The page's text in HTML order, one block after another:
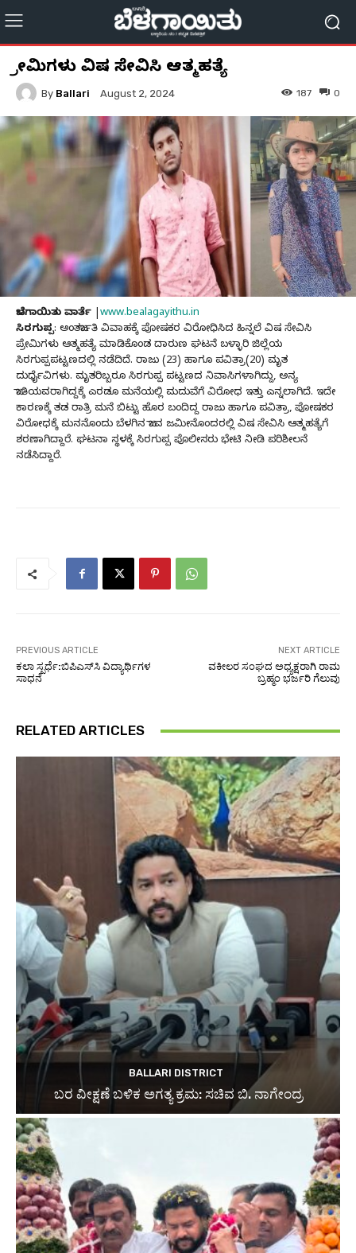
ಪ್ರೇಮಿಗಳು ವಿಷ ಸೇವಿಸಿ ಆತ್ಮಹತ್ಯೆ
By Ballari August 2, 2024 0
187
ಬೆಳಗಾಯಿತು ವಾರ್ತೆ
www.bealagayithu.in
ಸಿರಗುಪ್ಪ: ಅಂತರ್ಜಾತಿ ವಿವಾಹಕ್ಕೆ ಪೋಷಕರ ವಿರೋಧಿಸಿದ ಹಿನ್ನಲೆ ವಿಷ ಸೇವಿಸಿ
ಪ್ರೇಮಿಗಳು ಆತ್ಮಹತ್ಯೆ ಮಾಡಿಕೊಂಡ ದಾರುಣ ಘಟನೆ ಬಳ್ಳಾರಿ ಜಿಲ್ಲೆಯ
ಸಿರಗುಪ್ಪಪಟ್ಟಣದಲ್ಲಿ ನಡೆದಿದೆ. ರಾಜು (23) ಹಾಗೂ ಪವಿತ್ರಾ(20) ಮೃತ
ದುರ್ಧೈವಿಗಳು. ಮೃತರಿಬ್ಬರೂ ಸಿರಗುಪ್ಪ ಪಟ್ಟಣದ ನಿವಾಸಿಗಳಾಗಿದ್ದು, ಅನ್ಯ
ಜಾತಿಯವರಾಗಿದ್ದಕ್ಕೆ ಎರಡೂ ಮನೆಯಲ್ಲಿ ಮದುವೆಗೆ ವಿರೋಧ ಇತ್ತು ಎನ್ನಲಾಗಿದೆ. ಇದೇ
ಕಾರಣಕ್ಕೆ ತಡ ರಾತ್ರಿ ಮನೆ ಬಿಟ್ಟು ಹೊರ ಬಂದಿದ್ದ ರಾಜು ಹಾಗೂ ಪವಿತ್ರಾ, ಪೋಷಕರ
ವಿರೋಧಕ್ಕೆ ಮನನೊಂದು ಬೆಳಗಿನ ಜಾವ ಜಮೀನೊಂದರಲ್ಲಿ ವಿಷ ಸೇವಿಸಿ ಆತ್ಮಹತ್ಯೆಗೆ
ಶರಣಾಗಿದ್ದಾರೆ. ಘಟನಾ ಸ್ಥಳಕ್ಕೆ ಸಿರಗುಪ್ಪ ಪೊಲೀಸರು ಭೇಟಿ ನೀಡಿ ಪರಿಶೀಲನೆ
ನಡೆಸಿದ್ದಾರೆ.
PREVIOUS ARTICLE
ಕಲಾ ಸ್ಪರ್ಧೆ:ಬಿಪಿಎಸ್‌ಸಿ ವಿದ್ಯಾರ್ಥಿಗಳ
ಸಾಧನೆ
NEXT ARTICLE
ವಕೀಲರ ಸಂಘದ ಅಧ್ಯಕ್ಷರಾಗಿ ರಾಮ
ಬ್ರಹ್ಮಂ ಭರ್ಜರಿ ಗೆಲುವು
RELATED ARTICLES
BALLARI DISTRICT
ಬರ ವೀಕ್ಷಣೆ ಬಳಿಕ ಅಗತ್ಯ ಕ್ರಮ: ಸಚಿವ ಬಿ. ನಾಗೇಂದ್ರ